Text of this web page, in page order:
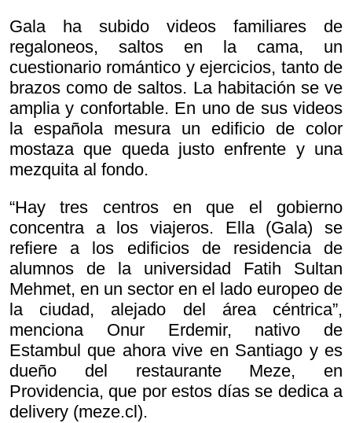
Gala ha subido videos familiares de
regaloneos, saltos en la cama, un
cuestionario romántico y ejercicios, tanto de
brazos como de saltos. La habitación se ve
amplia y confortable. En uno de sus videos
la española mesura un edificio de color
mostaza que queda justo enfrente y una
mezquita al fondo.
“Hay tres centros en que el gobierno
concentra a los viajeros. Ella (Gala) se
refiere a los edificios de residencia de
alumnos de la universidad Fatih Sultan
Mehmet, en un sector en el lado europeo de
la ciudad, alejado del área céntrica”,
menciona Onur Erdemir, nativo de
Estambul que ahora vive en Santiago y es
dueño del restaurante Meze, en
Providencia, que por estos días se dedica a
delivery (meze.cl).